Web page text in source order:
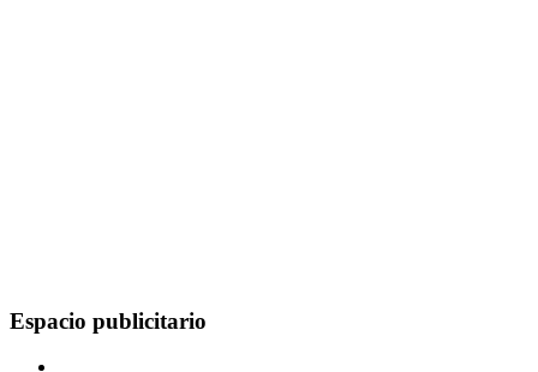
Espacio publicitario